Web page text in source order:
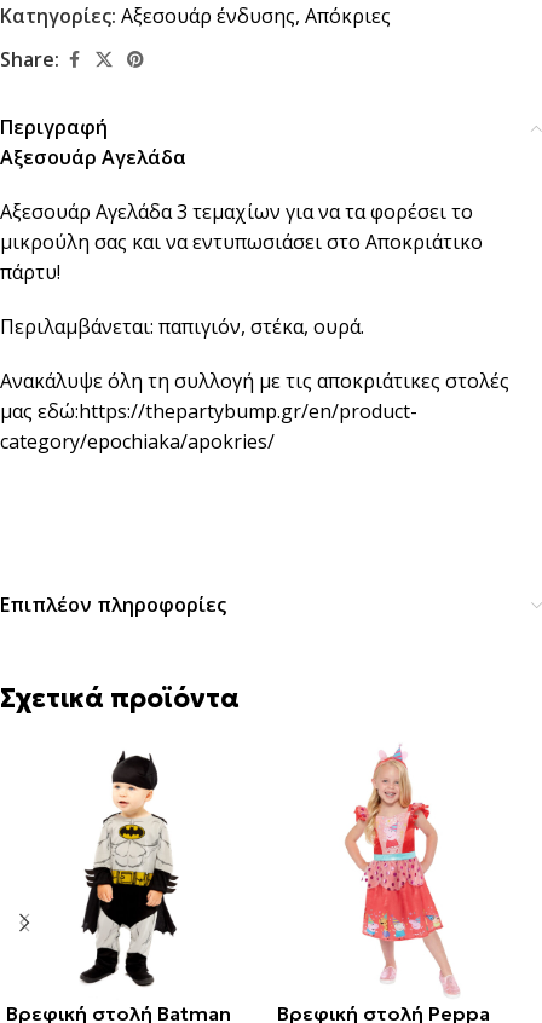
Κατηγορίες: Αξεσουάρ ένδυσης, Απόκριες
Share:
Περιγραφή
Αξεσουάρ Αγελάδα
Αξεσουάρ Αγελάδα 3 τεμαχίων για να τα φορέσει το
μικρούλη σας και να εντυπωσιάσει στο Αποκριάτικο
πάρτυ!
Περιλαμβάνεται: παπιγιόν, στέκα, ουρά.
Ανακάλυψε όλη τη συλλογή με τις αποκριάτικες στολές
μας εδώ:https://thepartybump.gr/en/product-
category/epochiaka/apokries/
Επιπλέον πληροφορίες
Σχετικά προϊόντα
Βρεφική στολή Batman Βρεφική στολή Peppa